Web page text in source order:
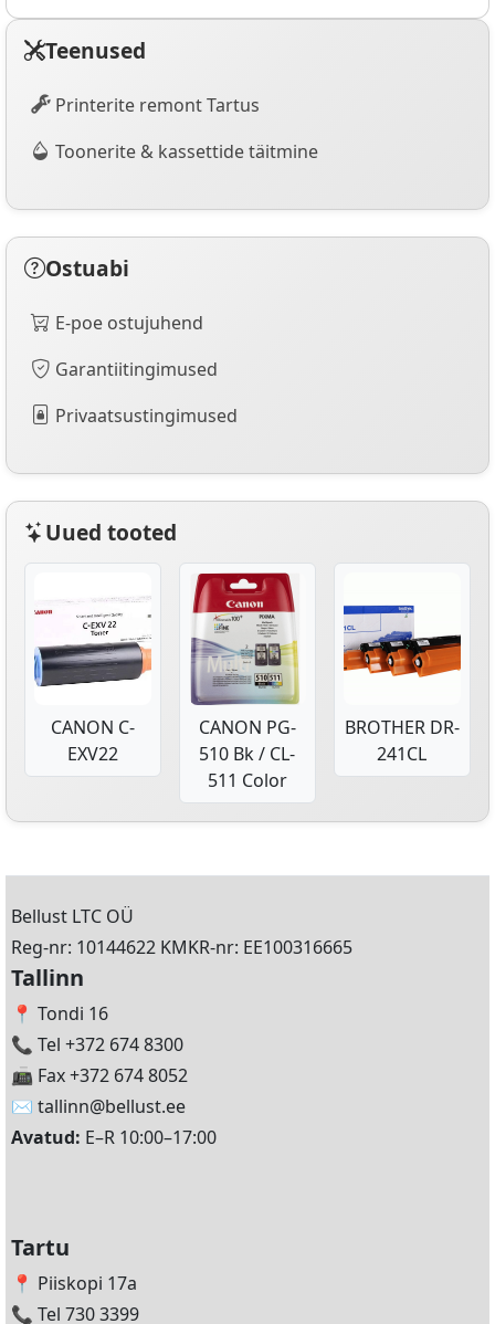
Teenused
Printerite remont Tartus
Toonerite & kassettide täitmine
Ostuabi
E-poe ostujuhend
Garantiitingimused
Privaatsustingimused
Uued tooted
CANON C-
EXV22
CANON PG-
510 Bk / CL-
511 Color
BROTHER DR-
241CL
Bellust LTC OÜ
Reg-nr: 10144622 KMKR-nr: EE100316665
Tallinn
📍 Tondi 16
📞 Tel +372 674 8300
📠 Fax +372 674 8052
✉️ tallinn@bellust.ee
Avatud: E–R 10:00–17:00
Tartu
📍 Piiskopi 17a
📞 Tel 730 3399